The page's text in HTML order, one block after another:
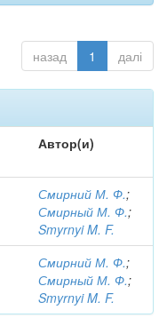
назад 1 далі
Автор(и)
Смирний М. Ф.;
Смирный М. Ф.;
Smyrnyi M. F.
Смирний М. Ф.;
Смирный М. Ф.;
Smyrnyi M. F.